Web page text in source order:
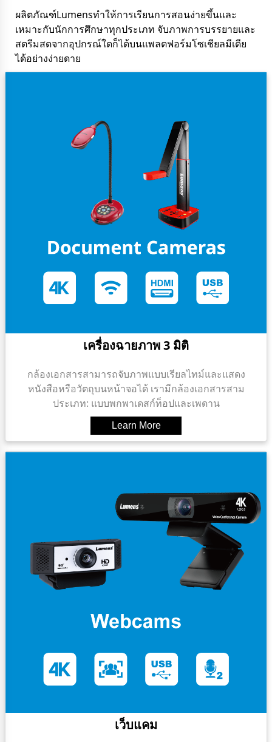
ผลิตภัณฑ์Lumensทําให้การเรียนการสอนง่ายขึ้นและ
เหมาะกับนักการศึกษาทุกประเภท จับภาพการบรรยายและ
สตรีมสดจากอุปกรณ์ใดก็ได้บนแพลตฟอร์มโซเชียลมีเดีย
ได้อย่างง่ายดาย
เครื่องฉายภาพ 3 มิติ
กล้องเอกสารสามารถจับภาพแบบเรียลไทม์และแสดง
หนังสือหรือวัตถุบนหน้าจอได้ เรามีกล้องเอกสารสาม
ประเภท: แบบพกพาเดสก์ท็อปและเพดาน
เว็บแคม